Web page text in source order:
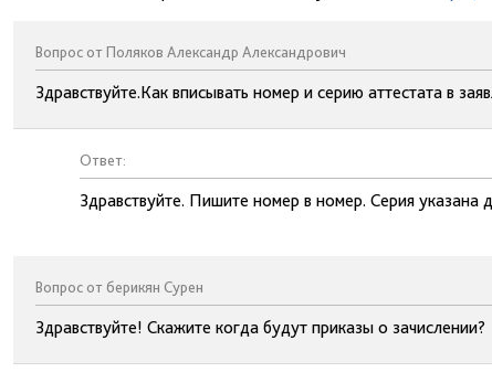
Вопрос от Поляков Александр Александрович
Здравствуйте.Как вписывать номер и серию аттестата в
Ответ:
Здравствуйте. Пишите номер в номер. Серия указана
Вопрос от берикян Сурен
Здравствуйте! Скажите когда будут приказы о зачислении?